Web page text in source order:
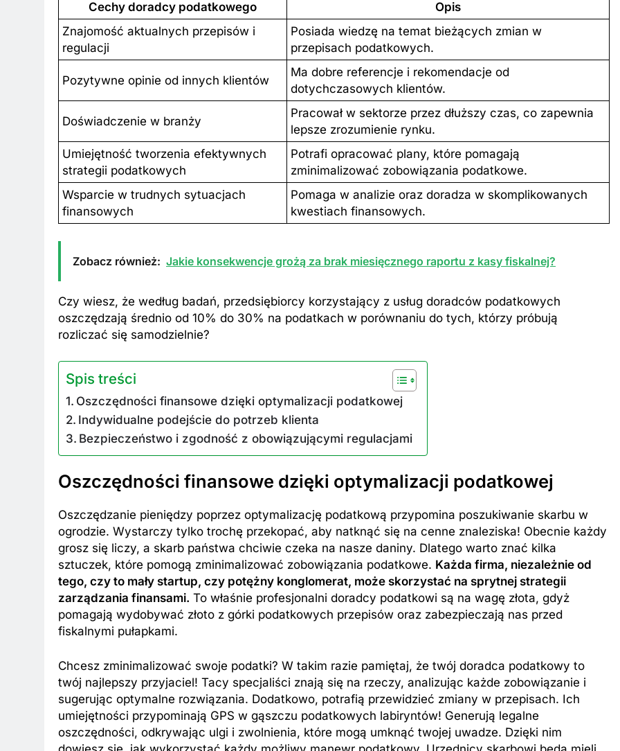
Cechy doradcy podatkowego
Opis
Znajomość aktualnych przepisów i
regulacji
Posiada wiedzę na temat bieżących zmian w
przepisach podatkowych.
Pozytywne opinie od innych klientów
Ma dobre referencje i rekomendacje od
dotychczasowych klientów.
Doświadczenie w branży
Pracował w sektorze przez dłuższy czas, co zapewnia
lepsze zrozumienie rynku.
Umiejętność tworzenia efektywnych
strategii podatkowych
Potrafi opracować plany, które pomagają
zminimalizować zobowiązania podatkowe.
Wsparcie w trudnych sytuacjach
finansowych
Pomaga w analizie oraz doradza w skomplikowanych
kwestiach finansowych.
Zobacz również: Jakie konsekwencje grożą za brak miesięcznego raportu z kasy fiskalnej?
Czy wiesz, że według badań, przedsiębiorcy korzystający z usług doradców podatkowych
oszczędzają średnio od 10% do 30% na podatkach w porównaniu do tych, którzy próbują
rozliczać się samodzielnie?
Spis treści
Oszczędności finansowe dzięki optymalizacji podatkowej
Indywidualne podejście do potrzeb klienta
Bezpieczeństwo i zgodność z obowiązującymi regulacjami
Oszczędności finansowe dzięki optymalizacji podatkowej
Oszczędzanie pieniędzy poprzez optymalizację podatkową przypomina poszukiwanie skarbu w
ogrodzie. Wystarczy tylko trochę przekopać, aby natknąć się na cenne znaleziska! Obecnie każdy
grosz się liczy, a skarb państwa chciwie czeka na nasze daniny. Dlatego warto znać kilka
sztuczek, które pomogą zminimalizować zobowiązania podatkowe. Każda firma, niezależnie od
tego, czy to mały startup, czy potężny konglomerat, może skorzystać na sprytnej strategii
zarządzania finansami. To właśnie profesjonalni doradcy podatkowi są na wagę złota, gdyż
pomagają wydobywać złoto z górki podatkowych przepisów oraz zabezpieczają nas przed
fiskalnymi pułapkami.
Chcesz zminimalizować swoje podatki? W takim razie pamiętaj, że twój doradca podatkowy to
twój najlepszy przyjaciel! Tacy specjaliści znają się na rzeczy, analizując każde zobowiązanie i
sugerując optymalne rozwiązania. Dodatkowo, potrafią przewidzieć zmiany w przepisach. Ich
umiejętności przypominają GPS w gąszczu podatkowych labiryntów! Generują legalne
oszczędności, odkrywając ulgi i zwolnienia, które mogą umknąć twojej uwadze. Dzięki nim